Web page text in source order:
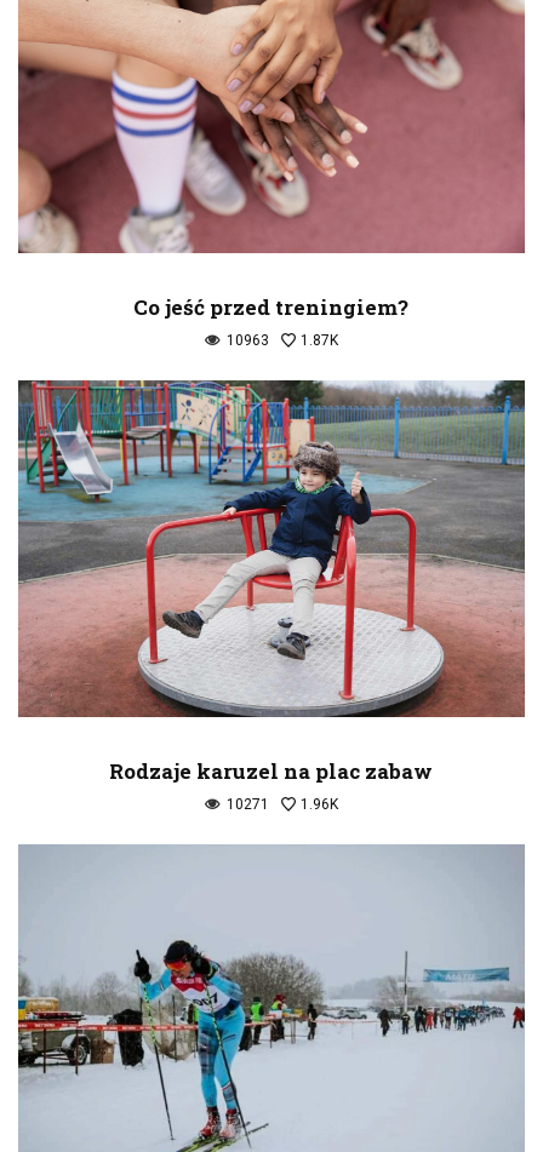
Co jeść przed treningiem?
10963 1.87K
Rodzaje karuzel na plac zabaw
10271 1.96K